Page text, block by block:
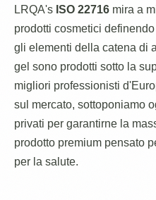
LRQA's ISO 22716 mira a
prodotti cosmetici
gli elementi della catena di
gel sono prodotti sotto la
migliori professionisti
sul mercato, sottoponiamo
privati per garantirne la
prodotto premium pensato
per la salute.